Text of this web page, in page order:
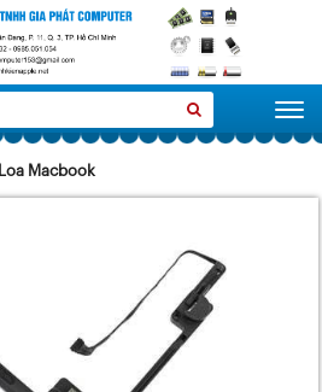
Loa Macbook